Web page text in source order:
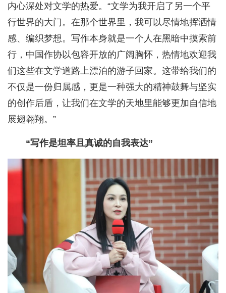
内心深处对文学的热爱。“文学为我开启了另一个平
行世界的大门。在那个世界里，我可以尽情地挥洒情
感、编织梦想。写作本身就是一个人在黑暗中摸索前
行，中国作协以包容开放的广阔胸怀，热情地欢迎我
们这些在文学道路上漂泊的游子回家。这带给我们的
不仅是一份归属感，更是一种强大的精神鼓舞与坚实
的创作后盾，让我们在文学的天地里能够更加自信地
展翅翱翔。”
“写作是坦率且真诚的自我表达”